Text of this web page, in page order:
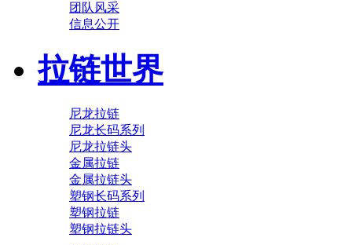
团队风采
信息公开
拉链世界
尼龙拉链
尼龙长码系列
尼龙拉链头
金属拉链
金属拉链头
塑钢长码系列
塑钢拉链
塑钢拉链头